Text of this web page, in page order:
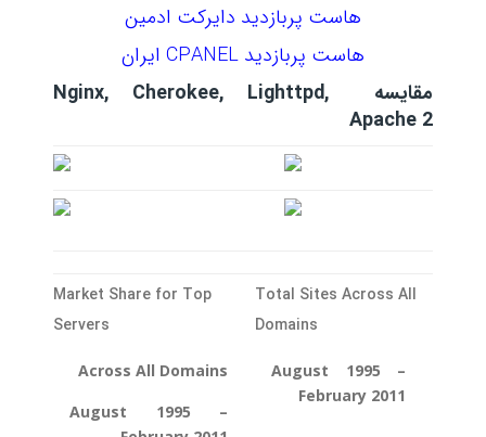
هاست پربازدید دایرکت ادمین
هاست پربازدید CPANEL ایران
مقایسه Nginx, Cherokee, Lighttpd,
Apache 2
Total Sites Across All
Domains
August 1995 –
February 2011
Market Share for Top
Servers
Across All Domains
August 1995 –